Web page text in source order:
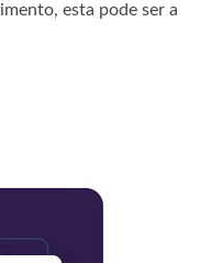
esta pode ser a